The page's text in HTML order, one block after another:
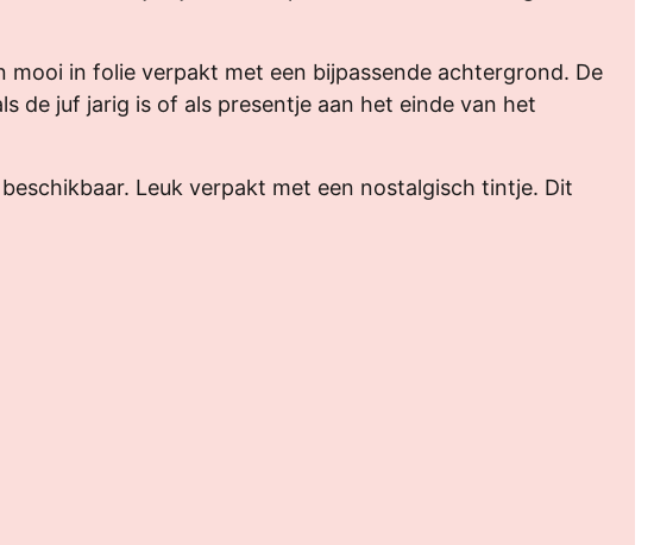
mooi in folie verpakt met een bijpassende achtergrond. De
de juf jarig is of als presentje aan het einde van het
Leuk verpakt met een nostalgisch tintje. Dit